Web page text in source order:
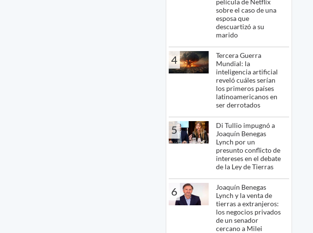
sobre el caso de una
esposa que
descuartizó a su
marido
4
Tercera Guerra
Mundial: la
inteligencia artificial
reveló cuáles serían
los primeros países
latinoamericanos en
ser derrotados
5
Di Tullio impugnó a
Joaquín Benegas
Lynch por un
presunto conflicto de
intereses en el debate
de la Ley de Tierras
6
Joaquín Benegas
Lynch y la venta de
tierras a extranjeros:
los negocios privados
de un senador
cercano a Milei